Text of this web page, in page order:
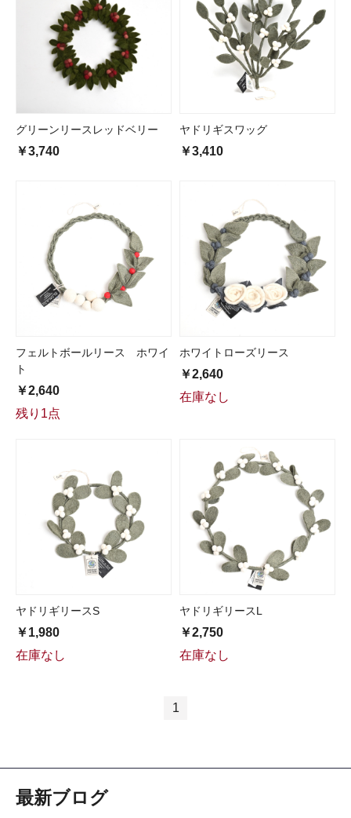
グリーンリースレッドベリー
￥3,740
ヤドリギスワッグ
￥3,410
フェルトボールリース ホワイ
ト
￥2,640
残り1点
ホワイトローズリース
￥2,640
在庫なし
ヤドリギリースS
￥1,980
在庫なし
ヤドリギリースL
￥2,750
在庫なし
1
最新ブログ